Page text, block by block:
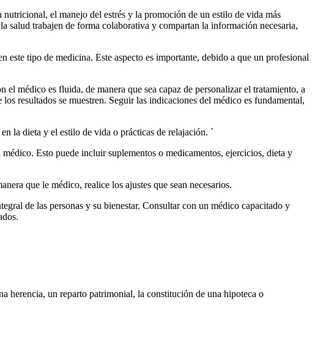
el manejo del estrés y la promoción de un estilo de vida más
salud trabajen de forma colaborativa y compartan la información necesaria,
este tipo de medicina. Este aspecto es importante, debido a que un profesional
médico es fluida, de manera que sea capaz de personalizar el tratamiento, a
resultados se muestren. Seguir las indicaciones del médico es fundamental,
la dieta y el estilo de vida o prácticas de relajación. ´
Esto puede incluir suplementos o medicamentos, ejercicios, dieta y
que le médico, realice los ajustes que sean necesarios.
de las personas y su bienestar. Consultar con un médico capacitado y
herencia, un reparto patrimonial, la constitución de una hipoteca o